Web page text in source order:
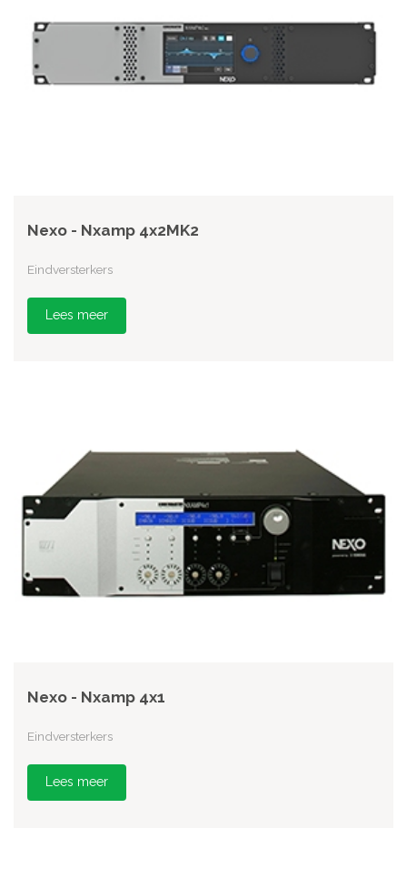
Nexo - Nxamp 4x2MK2
Eindversterkers
Lees meer
Nexo - Nxamp 4x1
Eindversterkers
Lees meer